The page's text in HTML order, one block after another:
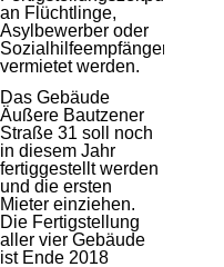
an Flüchtlinge,
Asylbewerber oder
Sozialhilfeempfänger
vermietet werden.
Das Gebäude
Äußere Bautzener
Straße 31 soll noch
in diesem Jahr
fertiggestellt werden
und die ersten
Mieter einziehen.
Die Fertigstellung
aller vier Gebäude
ist Ende 2018